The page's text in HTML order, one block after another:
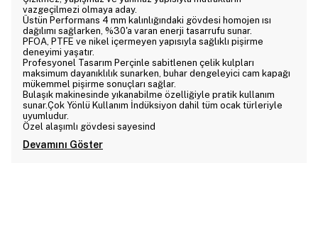
vazgeçilmezi olmaya aday.
Üstün Performans 4 mm kalınlığındaki gövdesi homojen ısı
dağılımı sağlarken, %30'a varan enerji tasarrufu sunar.
PFOA, PTFE ve nikel içermeyen yapısıyla sağlıklı pişirme
deneyimi yaşatır.
Profesyonel Tasarım Perçinle sabitlenen çelik kulpları
maksimum dayanıklılık sunarken, buhar dengeleyici cam kapağı
mükemmel pişirme sonuçları sağlar.
Bulaşık makinesinde yıkanabilme özelliğiyle pratik kullanım
sunar.Çok Yönlü Kullanım İndüksiyon dahil tüm ocak türleriyle
uyumludur.
Özel alaşımlı gövdesi sayesind
Devamını Göster